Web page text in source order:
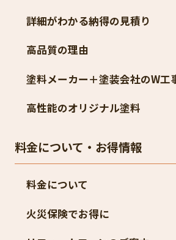
詳細がわかる納得の見積り
高品質の理由
塗料メーカー＋塗装会社のW工
高性能のオリジナル塗料
料金について・お得情報
料金について
火災保険でお得に